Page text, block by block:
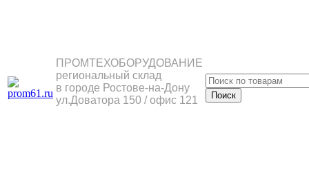
ПРОМТЕХОБОРУДОВАНИЕ
региональный склад
в городе Ростове-на-Дону
ул.Доватора 150 / офис 121